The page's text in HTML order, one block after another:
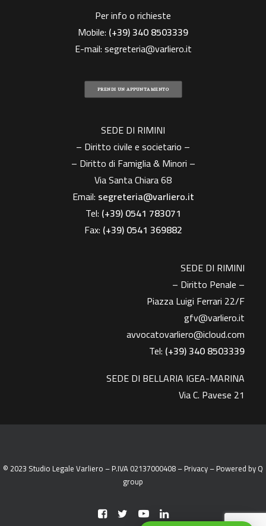
Per info o richieste
Mobile: (+39)340 8503339
E-mail:segreteria@varliero.it
PRENDI UN APPUNTAMENTO
SEDE DI RIMINI
– Diritto civile e societario –
– Diritto di Famiglia & Minori –
Via Santa Chiara 68
Email: segreteria@varliero.it
Tel: (+39) 0541 783071
Fax: (+39)0541 369882
SEDE DI RIMINI
– Diritto Penale –
Piazza Luigi Ferrari 22/F
gfv@varliero.it
avvocatovarliero@icloud.com
Tel: (+39) 340 8503339
SEDE DI BELLARIA IGEA-MARINA
Via C. Pavese 21
© 2023 Studio Legale Varliero – P.IVA 02137000408 –Privacy– Powered byQ
group